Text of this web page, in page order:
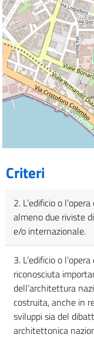
Criteri
2. L’edificio o
almeno due riviste
e/o internazionale.
3. L’edificio o
riconosciuta
dell’architettura
costruita, anche in
sviluppi sia del
architettonica